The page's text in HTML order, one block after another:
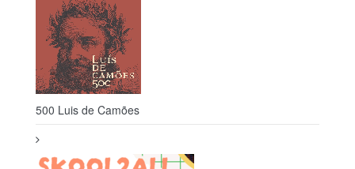
500 Luis de Camões